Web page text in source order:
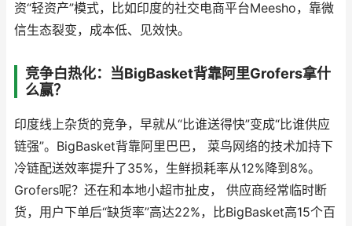
资“轻资产”模式，比如印度的社交电商平台Meesho，靠微
信生态裂变，成本低、见效快。
竞争白热化：当BigBasket背靠阿里Grofers拿什
么赢？
印度线上杂货的竞争，早就从“比谁送得快”变成“比谁供应
链强”。BigBasket背靠阿里巴巴， 菜鸟网络的技术加持下
冷链配送效率提升了35%，生鲜损耗率从12%降到8%。
Grofers呢？还在和本地小超市扯皮， 供应商经常临时断
货，用户下单后“缺货率”高达22%，比BigBasket高15个百